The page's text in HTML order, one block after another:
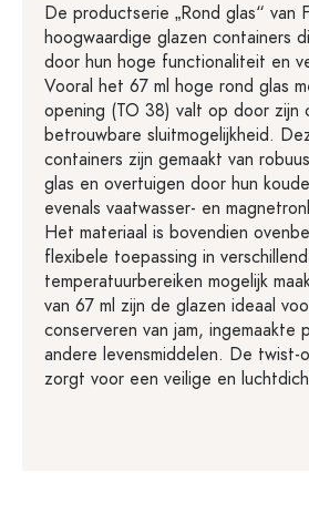
De productserie „Rond glas“ van
hoogwaardige glazen containers
door hun hoge functionaliteit en
Vooral het 67 ml hoge rond glas
opening (TO 38) valt op door zijn
betrouwbare sluitmogelijkheid.
containers zijn gemaakt van
glas en overtuigen door hun
evenals vaatwasser- en
Het materiaal is bovendien
flexibele toepassing in
temperatuurbereiken mogelijk
van 67 ml zijn de glazen ideaal
conserveren van jam, ingemaakte
andere levensmiddelen. De
zorgt voor een veilige en